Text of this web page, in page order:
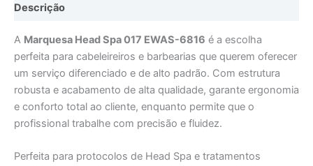
Descrição
A Marquesa Head Spa 017 EWAS-6816 é a escolha
perfeita para cabeleireiros e barbearias que querem oferecer
um serviço diferenciado e de alto padrão. Com estrutura
robusta e acabamento de alta qualidade, garante ergonomia
e conforto total ao cliente, enquanto permite que o
profissional trabalhe com precisão e fluidez.
Perfeita para protocolos de Head Spa e tratamentos